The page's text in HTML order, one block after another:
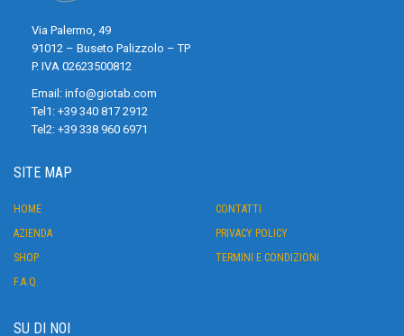
Via Palermo, 49
91012 – Buseto Palizzolo – TP
P. IVA 02623500812
Email: info@giotab.com
Tel1: +39 340 817 2912
Tel2: +39 338 960 6971
SITE MAP
HOME
AZIENDA
SHOP
F.A.Q.
CONTATTI
PRIVACY POLICY
TERMINI E CONDIZIONI
SU DI NOI